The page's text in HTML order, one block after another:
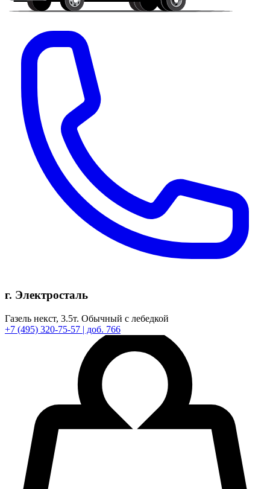
г. Электросталь
Газель некст, 3.5т. Обычный с лебедкой
+7 (495) 320-75-57 | доб. 766